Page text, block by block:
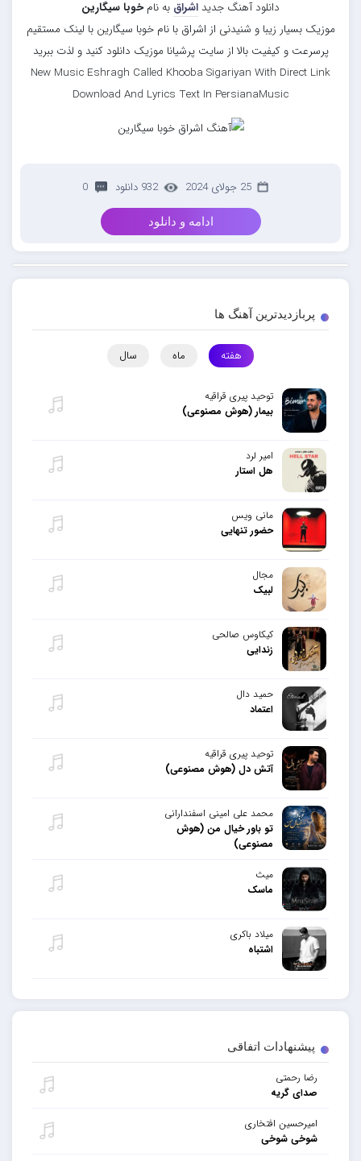
پیشنهادات اتفاقی
رضا رحمتی
صدای گریه
امیرحسین افتخاری
شوخی شوخی
دانلود آهنگ جدید اشراق به نامخوبا سیگارین
موزیک بسیار زیبا و شنیدنی از اشراق با نام خوبا سیگارین با لینک مستقیم
پرسرعت و کیفیت بالا از سایت پرشیانا موزیک دانلود کنید و لذت ببرید
New Music Eshragh Called Khooba Sigariyan With Direct Link
Download And Lyrics Text In PersianaMusic
25 جولای 2024 932 دانلود 0
ادامه و دانلود
پربازدیدترین آهنگ ها
هفته ماه سال
توحید پیری قراقیه
بیمار (هوش مصنوعی)
امیر لرد
هل استار
مانی ویس
حضور تنهایی
مجال
لبیک
کیکاوس صالحی
زندایی
حمید دال
اعتماد
توحید پیری قراقیه
آتش دل (هوش مصنوعی)
محمد علی امینی اسفندارانی
تو باور خیال من (هوش
مصنوعی)
میث
ماسک
میلاد باکری
اشتباه